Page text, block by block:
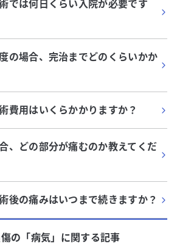
では何日くらい入院が必要です
の場合、完治までどのくらいかか
費用はいくらかかりますか？
、どの部分が痛むのか教えてくだ
後の痛みはいつまで続きますか？
の「病気」に関する記事